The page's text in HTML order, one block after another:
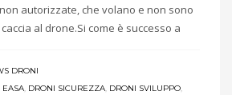
autorizzate, che volano e non sono
al drone.Si come è successo a
DRONI
EASA, DRONI SICUREZZA, DRONI SVILUPPO,